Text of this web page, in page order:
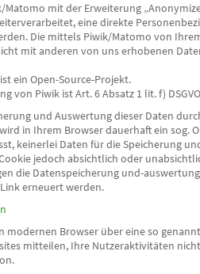
Matomo mit der Erweiterung
eine direkte
Die mittels Piwik/Matomo von
mit anderen von uns erhobenen
ein Open-Source-Projekt.
von Piwik ist Art. 6 Absatz 1 lit. f)
und Auswertung dieser Daten
in Ihrem Browser dauerhaft ein sog.
keinerlei Daten für die Speicherung
jedoch absichtlich oder
die Datenspeicherung und-
erneuert werden.
Browser über eine so
mitteilen, Ihre Nutzeraktivitäten